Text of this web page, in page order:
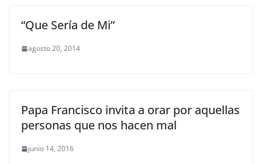
“Que Sería de Mi”
agosto 20, 2014
Papa Francisco invita a orar por aquellas
personas que nos hacen mal
junio 14, 2016